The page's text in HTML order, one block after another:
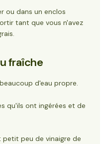
ou dans un enclos
tant que vous n'avez
fraîche
d'eau propre.
qu'ils ont ingérées et de
petit peu de vinaigre de